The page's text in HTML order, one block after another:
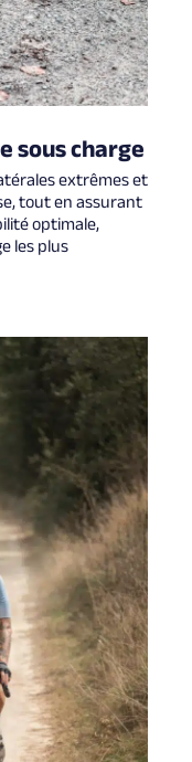
sous charge
extrêmes et
tout en assurant
optimale,
les plus